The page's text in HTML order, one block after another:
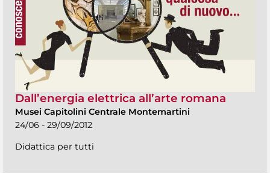
Dall’energia elettrica all’arte romana
Musei Capitolini Centrale Montemartini
24/06 - 29/09/2012
Didattica per tutti